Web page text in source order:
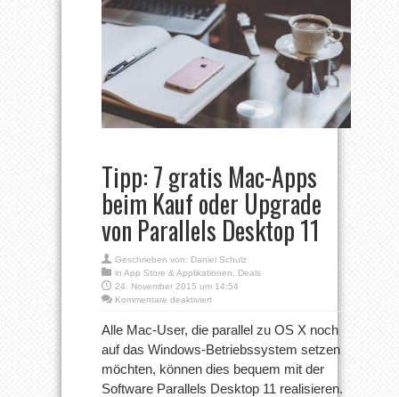
Tipp: 7 gratis Mac-Apps
beim Kauf oder Upgrade
von Parallels Desktop 11
Geschrieben von: Daniel Schulz
in App Store & Applikationen
Deals
24. November 2015 um 14:54
Kommentare deaktiviertfür
gratis
Mac-
beim
Kauf
Alle Mac-User, die parallel zu OS X noch
auf das Windows-Betriebssystem setzen
möchten, können dies bequem mit der
Software Parallels Desktop 11 realisieren.